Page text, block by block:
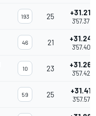
193 25 +31.214
3'57.370
46 21 +31.249
3'57.405
10 23 +31.266
3'57.422
59 25 +31.416
3'57.572